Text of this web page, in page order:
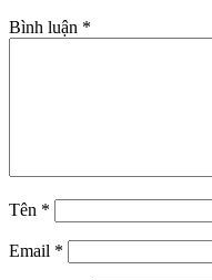
Bình luận *
Tên *
Email *